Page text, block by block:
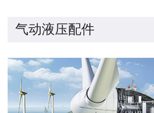
气动液压配件